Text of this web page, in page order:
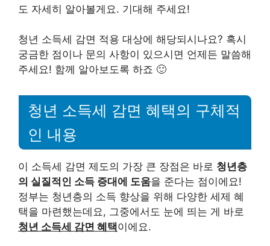
도 자세히 알아볼게요. 기대해 주세요!
청년 소득세 감면 적용 대상에 해당되시나요? 혹시
궁금한 점이나 문의 사항이 있으시면 언제든 말씀해
주세요! 함께 알아보도록 하죠 🙂
청년 소득세 감면 혜택의 구체적
인 내용
이 소득세 감면 제도의 가장 큰 장점은 바로 청년층
의 실질적인 소득 증대에 도움을 준다는 점이에요!
정부는 청년층의 소득 향상을 위해 다양한 세제 혜
택을 마련했는데요, 그중에서도 눈에 띄는 게 바로
청년 소득세 감면 혜택이에요.